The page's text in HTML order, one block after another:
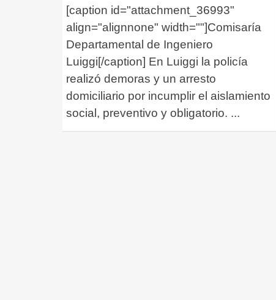
[caption id="attachment_36993"
align="alignnone" width=""]Comisaría
Departamental de Ingeniero
Luiggi[/caption] En Luiggi la policía
realizó demoras y un arresto
domiciliario por incumplir el aislamiento
social, preventivo y obligatorio. ...